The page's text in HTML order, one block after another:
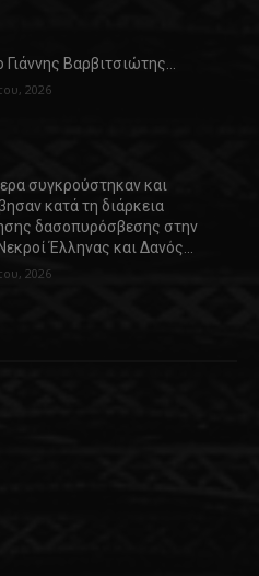
Γιάννης Βαρβιτσιώτης…
2026
συγκρούστηκαν και
κατά τη διάρκεια
δασοπυρόσβεσης στην
Έλληνας και Δανός…
2026